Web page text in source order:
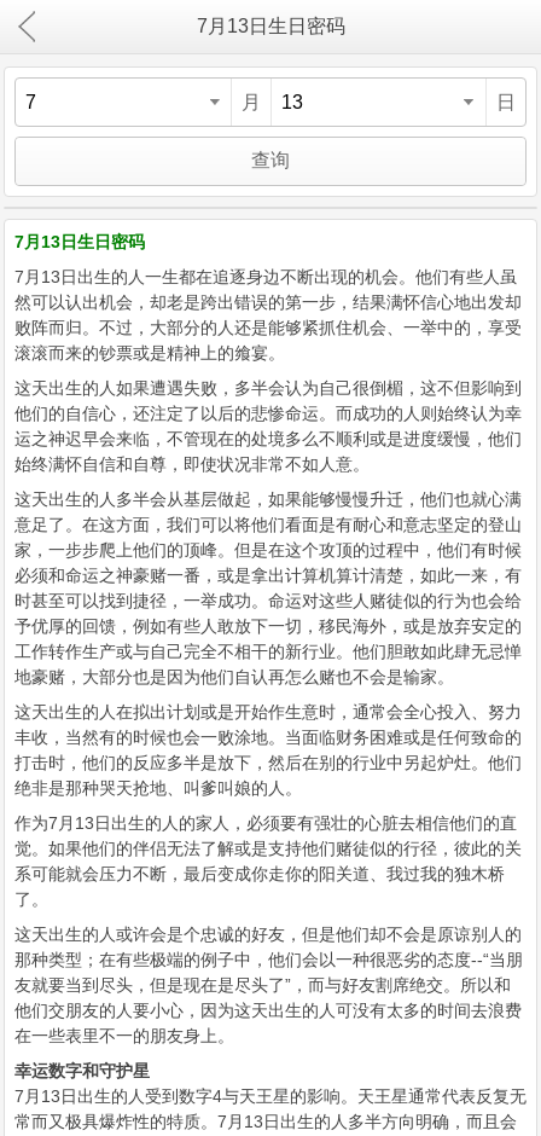
7月13日生日密码
月 日
7月13日生日密码
7月13日出生的人一生都在追逐身边不断出现的机会。他们有些人虽
然可以认出机会，却老是跨出错误的第一步，结果满怀信心地出发却
败阵而归。不过，大部分的人还是能够紧抓住机会、一举中的，享受
滚滚而来的钞票或是精神上的飨宴。
这天出生的人如果遭遇失败，多半会认为自己很倒楣，这不但影响到
他们的自信心，还注定了以后的悲惨命运。而成功的人则始终认为幸
运之神迟早会来临，不管现在的处境多么不顺利或是进度缓慢，他们
始终满怀自信和自尊，即使状况非常不如人意。
这天出生的人多半会从基层做起，如果能够慢慢升迁，他们也就心满
意足了。在这方面，我们可以将他们看面是有耐心和意志坚定的登山
家，一步步爬上他们的顶峰。但是在这个攻顶的过程中，他们有时候
必须和命运之神豪赌一番，或是拿出计算机算计清楚，如此一来，有
时甚至可以找到捷径，一举成功。命运对这些人赌徒似的行为也会给
予优厚的回馈，例如有些人敢放下一切，移民海外，或是放弃安定的
工作转作生产或与自己完全不相干的新行业。他们胆敢如此肆无忌惮
地豪赌，大部分也是因为他们自认再怎么赌也不会是输家。
这天出生的人在拟出计划或是开始作生意时，通常会全心投入、努力
丰收，当然有的时候也会一败涂地。当面临财务困难或是任何致命的
打击时，他们的反应多半是放下，然后在别的行业中另起炉灶。他们
绝非是那种哭天抢地、叫爹叫娘的人。
作为7月13日出生的人的家人，必须要有强壮的心脏去相信他们的直
觉。如果他们的伴侣无法了解或是支持他们赌徒似的行径，彼此的关
系可能就会压力不断，最后变成你走你的阳关道、我过我的独木桥
了。
这天出生的人或许会是个忠诚的好友，但是他们却不会是原谅别人的
那种类型；在有些极端的例子中，他们会以一种很恶劣的态度--“当朋
友就要当到尽头，但是现在是尽头了”，而与好友割席绝交。所以和
他们交朋友的人要小心，因为这天出生的人可没有太多的时间去浪费
在一些表里不一的朋友身上。
幸运数字和守护星
7月13日出生的人受到数字4与天王星的影响。天王星通常代表反复无
常而又极具爆炸性的特质。7月13日出生的人多半方向明确，而且会